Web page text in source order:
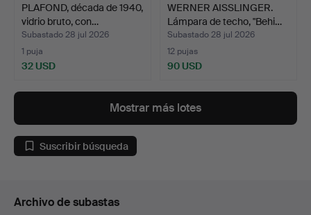
PLAFOND, década de 1940,
vidrio bruto, con…
Subastado 28 jul 2026
1 puja
32 USD
WERNER AISSLINGER.
Lámpara de techo, "Behi…
Subastado 28 jul 2026
12 pujas
90 USD
Mostrar más lotes
Suscribir búsqueda
Archivo de subastas